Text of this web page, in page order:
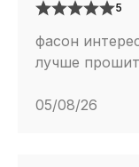
5
фасон
лучше
05/08/26